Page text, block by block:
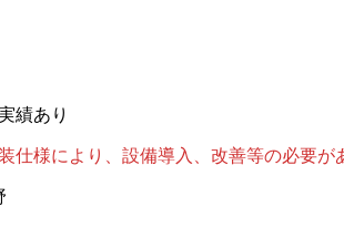
績あり
仕様により、設備導入、改善等の必要が